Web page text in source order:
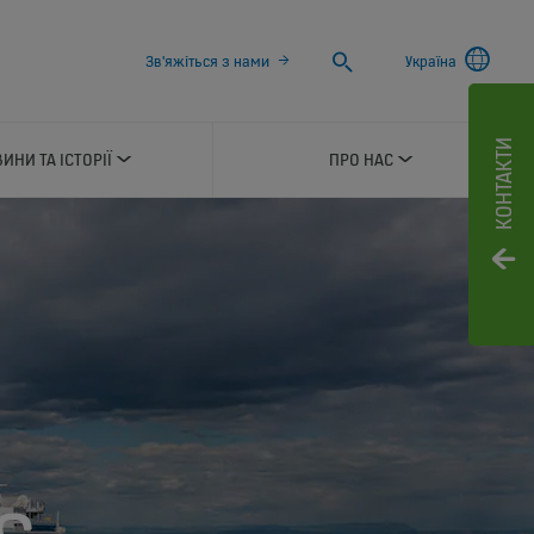
КОНТАКТИ
Зв'яжіться з нами
Search
Україна
ТА ІСТОРІЇ ПРО НАС